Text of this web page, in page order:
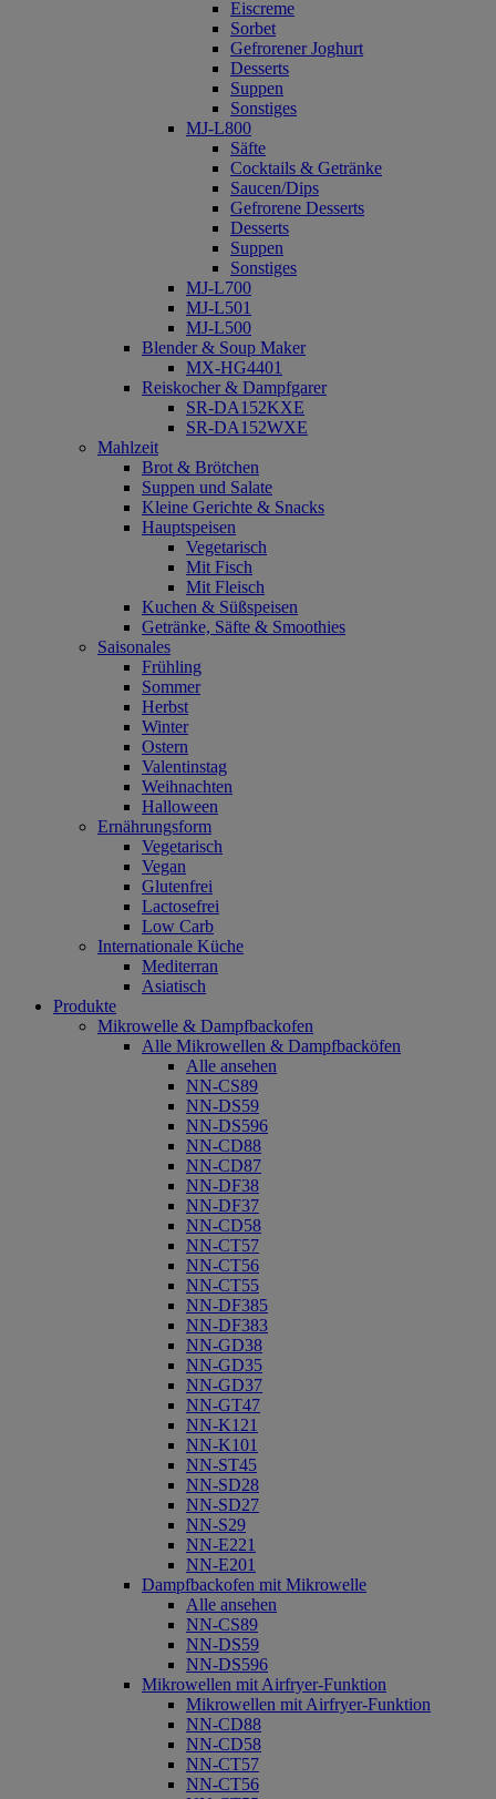
Eiscreme
Sorbet
Gefrorener Joghurt
Desserts
Suppen
Sonstiges
MJ-L800
Säfte
Cocktails & Getränke
Saucen/Dips
Gefrorene Desserts
Desserts
Suppen
Sonstiges
MJ-L700
MJ-L501
MJ-L500
Blender & Soup Maker
MX-HG4401
Reiskocher & Dampfgarer
SR-DA152KXE
SR-DA152WXE
Mahlzeit
Brot & Brötchen
Suppen und Salate
Kleine Gerichte & Snacks
Hauptspeisen
Vegetarisch
Mit Fisch
Mit Fleisch
Kuchen & Süßspeisen
Getränke, Säfte & Smoothies
Saisonales
Frühling
Sommer
Herbst
Winter
Ostern
Valentinstag
Weihnachten
Halloween
Ernährungsform
Vegetarisch
Vegan
Glutenfrei
Lactosefrei
Low Carb
Internationale Küche
Mediterran
Asiatisch
Produkte
Mikrowelle & Dampfbackofen
Alle Mikrowellen & Dampfbacköfen
Alle ansehen
NN-CS89
NN-DS59
NN-DS596
NN-CD88
NN-CD87
NN-DF38
NN-DF37
NN-CD58
NN-CT57
NN-CT56
NN-CT55
NN-DF385
NN-DF383
NN-GD38
NN-GD35
NN-GD37
NN-GT47
NN-K121
NN-K101
NN-ST45
NN-SD28
NN-SD27
NN-S29
NN-E221
NN-E201
Dampfbackofen mit Mikrowelle
Alle ansehen
NN-CS89
NN-DS59
NN-DS596
Mikrowellen mit Airfryer-Funktion
Mikrowellen mit Airfryer-Funktion
NN-CD88
NN-CD58
NN-CT57
NN-CT56